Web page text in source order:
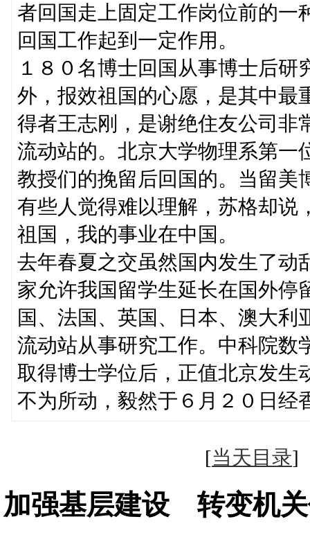
者回国走上固定工作岗位前的一
回国工作起到一定作用。
１８０名博士回国从事博士后
外，报效祖国的心愿，是其中最
得者王志刚，是谢绝住友公司非
流动站的。北京大学物理系第一
教授们的挽留后回国的。当留美
有些人觉得难以理解，苏格却说
祖国，我的事业在中国。
去年春夏之交虽然国内发生了动
家允许我国留学生延长在国外停
国、法国、英国、日本、澳大
流动站从事研究工作。中科院数
取得博士学位后，正值北京发生
不为所动，毅然于６月２０日经
[当天目录
加强基层建设 转变机关